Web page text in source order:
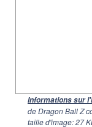
Informations sur
de Dragon Ball Z
taille d'image: 27